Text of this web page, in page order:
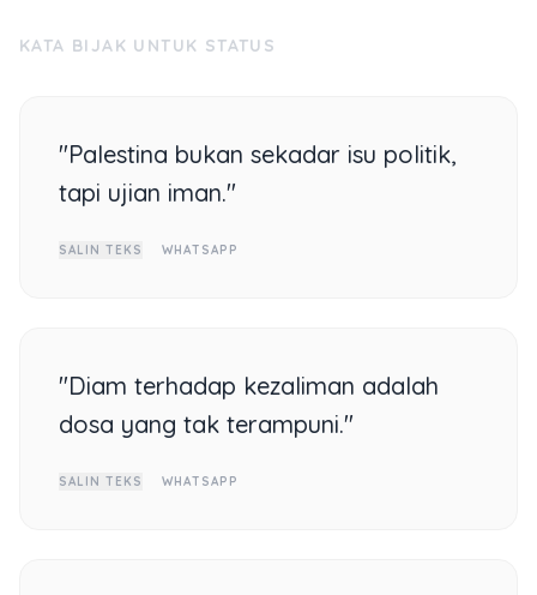
KATA BIJAK UNTUK STATUS
"Palestina bukan sekadar isu politik,
tapi ujian iman."
SALIN TEKS WHATSAPP
"Diam terhadap kezaliman adalah
dosa yang tak terampuni."
SALIN TEKS WHATSAPP